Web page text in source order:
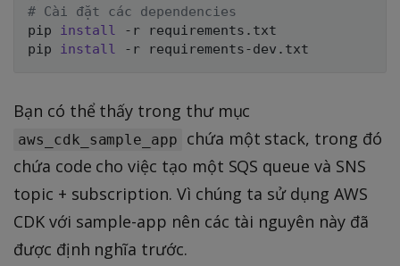
# Cài đặt các dependencies
pip install -r requirements.txt
pip install
Bạn có thể thấy trong thư mục
aws_cdk_sample_app
chứa một stack, trong đó
chứa code cho việc tạo một SQS queue và SNS
topic + subscription. Vì chúng ta sử dụng AWS
CDK với sample-app nên các tài nguyên này đã
được định nghĩa trước.